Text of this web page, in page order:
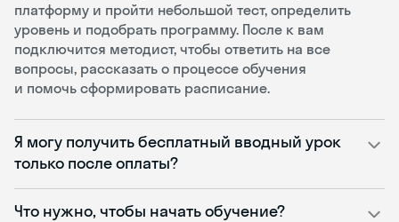
платформу и пройти небольшой тест, определить
уровень и подобрать программу. После к вам
подключится методист, чтобы ответить на все
вопросы, рассказать о процессе обучения
и помочь сформировать расписание.
Я могу получить бесплатный вводный урок
только после оплаты?
Что нужно, чтобы начать обучение?